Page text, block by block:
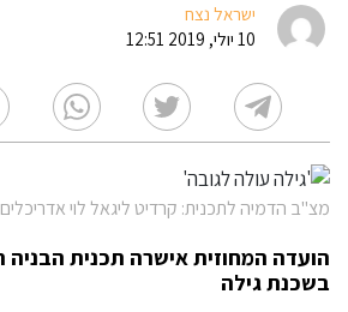
ישראל נצח
10 יולי, 2019 12:51
מצ"ב הדמיה לתכנית: קרדיט ליגאל לוי אדריכלים.
בשכנת גילה